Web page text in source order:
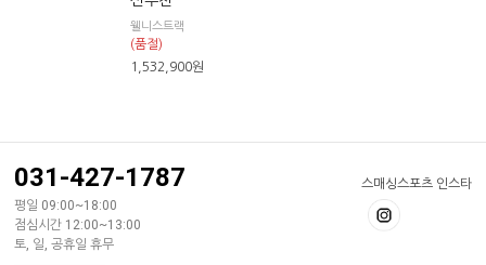
웰니스트랙
(품절)
1,532,900원
스매싱스포츠 인스타
031-427-1787
평일 09:00~18:00
점심시간 12:00~13:00
토, 일, 공휴일 휴무